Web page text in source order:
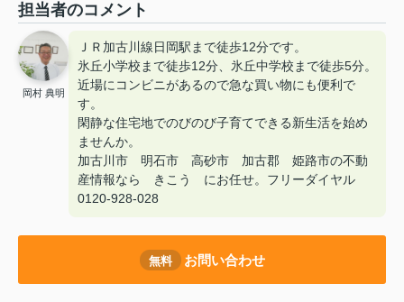
担当者のコメント
岡村 典明
ＪＲ加古川線日岡駅まで徒歩12分です。
氷丘小学校まで徒歩12分、氷丘中学校まで徒歩5分。
近場にコンビニがあるので急な買い物にも便利で
す。
閑静な住宅地でのびのび子育てできる新生活を始め
ませんか。
加古川市 明石市 高砂市 加古郡 姫路市の不動
産情報なら きこう にお任せ。フリーダイヤル
0120-928-028
無料 お問い合わせ